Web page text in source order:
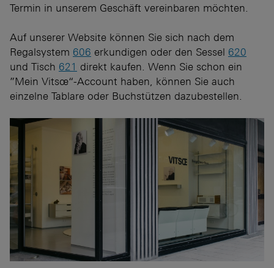
Termin in unserem Geschäft vereinbaren möchten.
Auf unserer Website können Sie sich nach dem
Regalsystem 606 erkundigen oder den Sessel 620
und Tisch 621 direkt kaufen. Wenn Sie schon ein
”Mein Vitsœ“-Account haben, können Sie auch
einzelne Tablare oder Buchstützen dazubestellen.